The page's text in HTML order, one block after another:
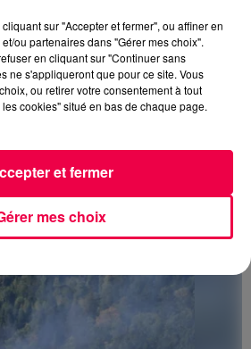
avoir une culture du risque"
sur "Accepter et fermer", ou affiner en
ou partenaires dans "Gérer mes choix".
en cliquant sur "Continuer sans
ne s'appliqueront que pour ce site. Vous
ou retirer votre consentement à tout
cookies" situé en bas de chaque page.
mes choix
et fermer